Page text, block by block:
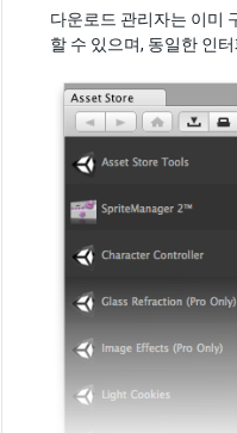
다운로드 관리자는 이미
할 수 있으며, 동일한 인